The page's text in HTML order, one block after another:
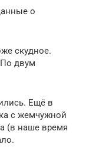
о
скудное.
двум
Ещё в
с жемчужной
(в наше время